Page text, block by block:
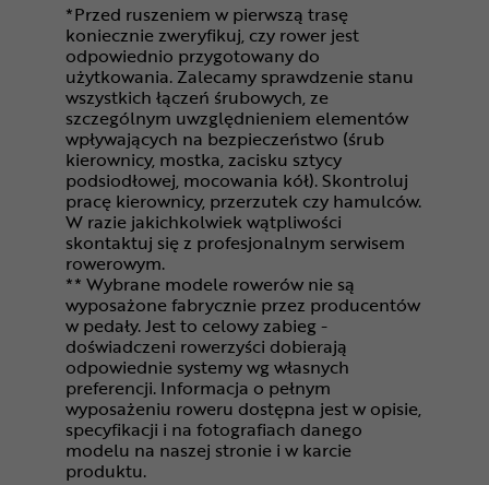
*Przed ruszeniem w pierwszą trasę
koniecznie zweryfikuj, czy rower jest
odpowiednio przygotowany do
użytkowania. Zalecamy sprawdzenie stanu
wszystkich łączeń śrubowych, ze
szczególnym uwzględnieniem elementów
wpływających na bezpieczeństwo (śrub
kierownicy, mostka, zacisku sztycy
podsiodłowej, mocowania kół). Skontroluj
pracę kierownicy, przerzutek czy hamulców.
W razie jakichkolwiek wątpliwości
skontaktuj się z profesjonalnym serwisem
rowerowym.
** Wybrane modele rowerów nie są
wyposażone fabrycznie przez producentów
w pedały. Jest to celowy zabieg -
doświadczeni rowerzyści dobierają
odpowiednie systemy wg własnych
preferencji. Informacja o pełnym
wyposażeniu roweru dostępna jest w opisie,
specyfikacji i na fotografiach danego
modelu na naszej stronie i w karcie
produktu.